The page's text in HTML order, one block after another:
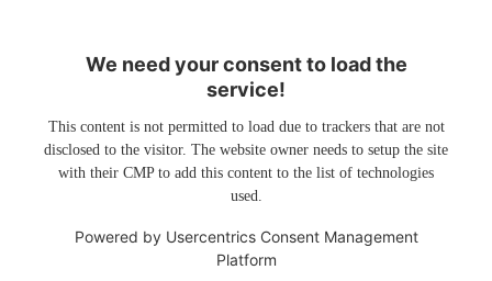
We need your consent to load the
service!
This content is not permitted to load due to trackers that are not
disclosed to the visitor. The website owner needs to setup the site
with their CMP to add this content to the list of technologies
used.
Powered by Usercentrics Consent Management
Platform